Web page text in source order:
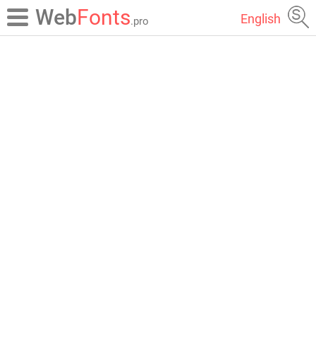
WebFonts.pro English